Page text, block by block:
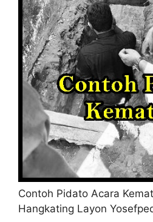
Contoh Pidato Acara
Hangkating Layon